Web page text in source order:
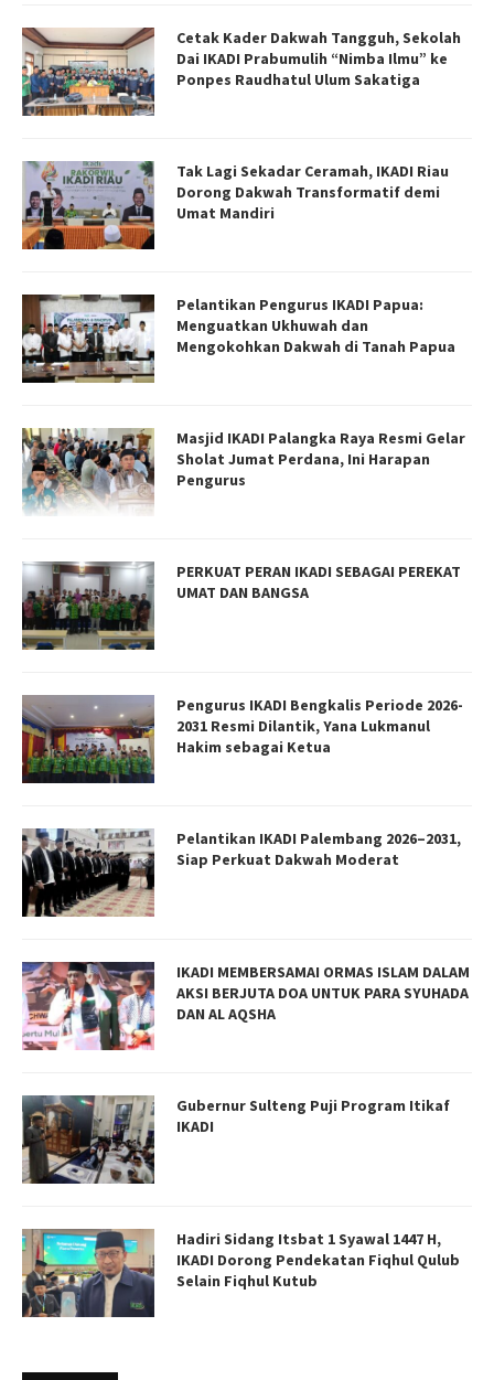
Cetak Kader Dakwah Tangguh, Sekolah
Dai IKADI Prabumulih “Nimba Ilmu” ke
Ponpes Raudhatul Ulum Sakatiga
Tak Lagi Sekadar Ceramah, IKADI Riau
Dorong Dakwah Transformatif demi
Umat Mandiri
Pelantikan Pengurus IKADI Papua:
Menguatkan Ukhuwah dan
Mengokohkan Dakwah di Tanah Papua
Masjid IKADI Palangka Raya Resmi Gelar
Sholat Jumat Perdana, Ini Harapan
Pengurus
PERKUAT PERAN IKADI SEBAGAI PEREKAT
UMAT DAN BANGSA
Pengurus IKADI Bengkalis Periode 2026-
2031 Resmi Dilantik, Yana Lukmanul
Hakim sebagai Ketua
Pelantikan IKADI Palembang 2026–2031,
Siap Perkuat Dakwah Moderat
IKADI MEMBERSAMAI ORMAS ISLAM DALAM
AKSI BERJUTA DOA UNTUK PARA SYUHADA
DAN AL AQSHA
Gubernur Sulteng Puji Program Itikaf
IKADI
Hadiri Sidang Itsbat 1 Syawal 1447 H,
IKADI Dorong Pendekatan Fiqhul Qulub
Selain Fiqhul Kutub